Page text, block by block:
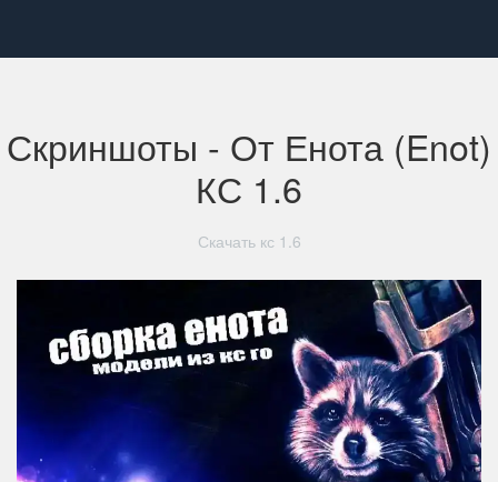
Скриншоты - От Енота (Enot)
КС 1.6
Скачать кс 1.6